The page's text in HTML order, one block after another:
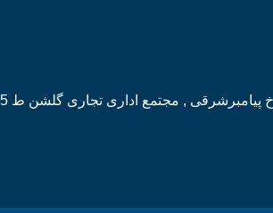
, مجتمع اداری تجاری گلشن ط 5 واحد 508